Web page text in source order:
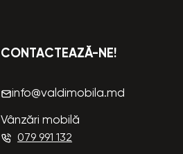
CONTACTEAZĂ-NE!
info@valdimobila.md
Vânzări mobilă
079 991 132